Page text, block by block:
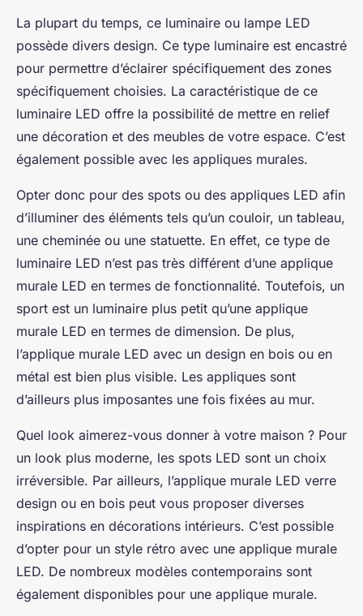
La plupart du temps, ce luminaire ou lampe LED
possède divers design. Ce type luminaire est encastré
pour permettre d’éclairer spécifiquement des zones
spécifiquement choisies. La caractéristique de ce
luminaire LED offre la possibilité de mettre en relief
une décoration et des meubles de votre espace. C’est
également possible avec les appliques murales.
Opter donc pour des spots ou des appliques LED afin
d’illuminer des éléments tels qu’un couloir, un tableau,
une cheminée ou une statuette. En effet, ce type de
luminaire LED n’est pas très différent d’une applique
murale LED en termes de fonctionnalité. Toutefois, un
sport est un luminaire plus petit qu’une applique
murale LED en termes de dimension. De plus,
l’applique murale LED avec un design en bois ou en
métal est bien plus visible. Les appliques sont
d’ailleurs plus imposantes une fois fixées au mur.
Quel look aimerez-vous donner à votre maison ? Pour
un look plus moderne, les spots LED sont un choix
irréversible. Par ailleurs, l’applique murale LED verre
design ou en bois peut vous proposer diverses
inspirations en décorations intérieurs. C’est possible
d’opter pour un style rétro avec une applique murale
LED. De nombreux modèles contemporains sont
également disponibles pour une applique murale.